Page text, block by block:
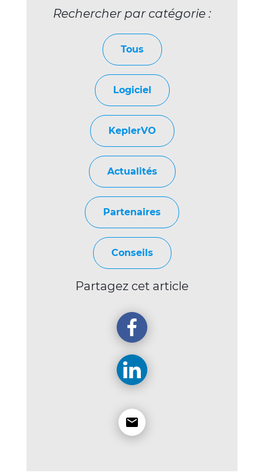
Rechercher par catégorie :
Tous
Logiciel
KeplerVO
Actualités
Partenaires
Conseils
Partagez cet article